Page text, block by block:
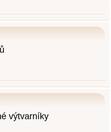
výtvarníky